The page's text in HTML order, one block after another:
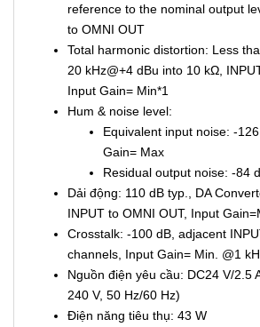
reference to the nominal output
to OMNI OUT
Total harmonic distortion: Less
20 kHz@+4 dBu into 10 kΩ,
Input Gain= Min*1
Hum & noise level:
Equivalent input noise: -
Gain= Max
Residual output noise: -84
Dải động: 110 dB typ., DA
INPUT to OMNI OUT, Input
Crosstalk: -100 dB, adjacent
channels, Input Gain= Min. @1
Nguồn điện yêu cầu: DC24 V/2.5
240 V, 50 Hz/60 Hz)
Điện năng tiêu thụ: 43 W